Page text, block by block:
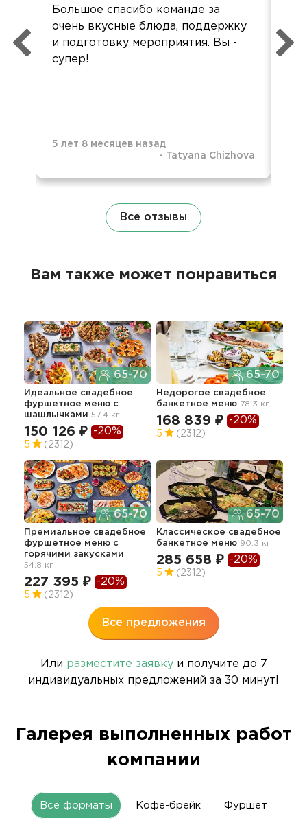
Большое спасибо команде за
очень вкусные блюда, поддержку
и подготовку мероприятия. Вы -
супер!
5 лет 8 месяцев назад
- Tatyana Chizhova
Все отзывы
Вам также может понравиться
65-70
Идеальное свадебное
фуршетное меню с
шашлычками 57.4 кг
150 126 ₽ -20%
5 (2312)
65-70
Недорогое свадебное
банкетное меню 78.3 кг
168 839 ₽ -20%
5 (2312)
65-70
Премиальное свадебное
фуршетное меню с
горячими закусками
54.8 кг
227 395 ₽ -20%
5 (2312)
65-70
Классическое свадебное
банкетное меню 90.3 кг
285 658 ₽ -20%
5 (2312)
Все предложения
Или разместите заявкуи получите до 7
индивидуальных предложений за 30 минут!
Галерея выполненных работ
компании
Все форматы Кофе-брейк Фуршет